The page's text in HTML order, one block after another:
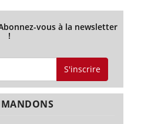
vous à la newsletter
!
S'inscrire